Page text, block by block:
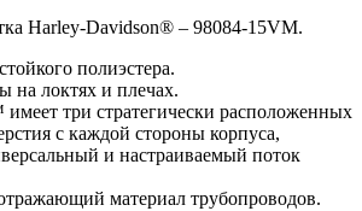
Harley-Davidson® – 98084-15VM.
полиэстера.
на локтях и плечах.
три стратегически расположенных
с каждой стороны корпуса,
и настраиваемый поток
материал трубопроводов.